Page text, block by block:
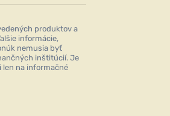
produktov a
informácie,
nemusia byť
inštitúcií. Je
len na informačné